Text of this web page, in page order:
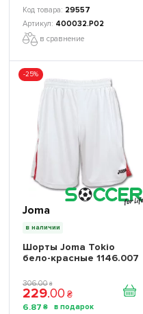
29557
400032.P02
в сравнение
-25%
Joma
в наличии
Шорты Joma Tokio
бело-красные 1146.007
306.00 ₴
229.00 ₴
6.87 ₴